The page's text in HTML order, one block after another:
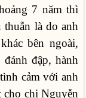
7 năm thì
thuẫn là do anh
bên ngoài,
đập, hành
cảm với anh
cho chị Nguyễn